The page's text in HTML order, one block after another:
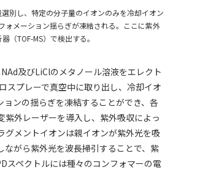
別し、特定の分子量のイオンのみを冷却イオン
メーション揺らぎが凍結される。ここに紫外
（TOF-MS）で検出する。
及びLiClのメタノール溶液をエレクト
スプレーで真空中に取り出し、冷却イオ
ンの揺らぎを凍結することができ、各
外レーザーを導入し、紫外吸収によっ
グメントイオンは親イオンが紫外光を吸
がら紫外光を波長掃引することで、紫
スペクトルには種々のコンフォマーの電